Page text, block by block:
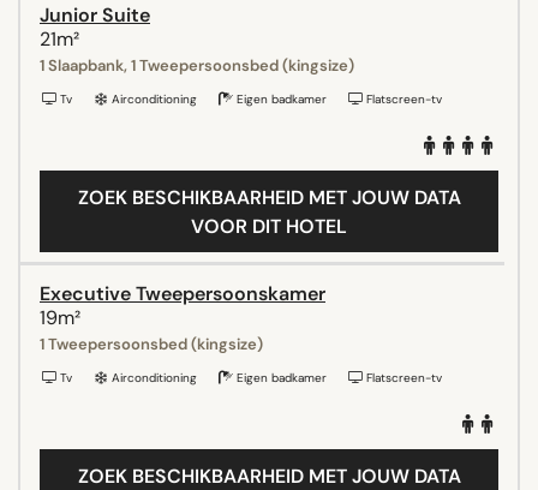
Junior Suite
21m²
1 Slaapbank, 1 Tweepersoonsbed (kingsize)
Tv Airconditioning Eigen badkamer Flatscreen-tv
ZOEK BESCHIKBAARHEID MET JOUW DATA
VOOR DIT HOTEL
Executive Tweepersoonskamer
19m²
1 Tweepersoonsbed (kingsize)
Tv Airconditioning Eigen badkamer Flatscreen-tv
ZOEK BESCHIKBAARHEID MET JOUW DATA